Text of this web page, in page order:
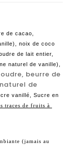
de cacao,
noix de coco
de lait entier,
naturel de vanille),
beurre de
de
vanillé, Sucre en
traces de fruits à
(jamais au